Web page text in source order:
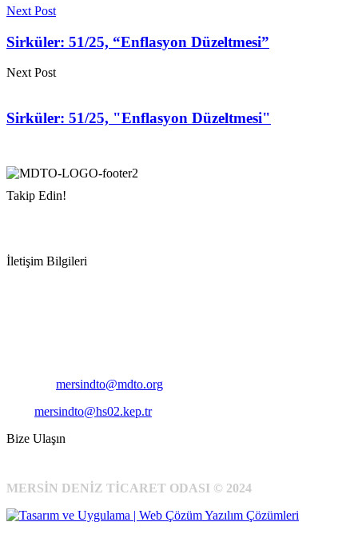
Next Post
Sirküler: 51/25, “Enflasyon Düzeltmesi”
Next Post
Sirküler: 51/25, "Enflasyon Düzeltmesi"
Takip Edin!
İletişim Bilgileri
mersindto@mdto.org
mersindto@hs02.kep.tr
Bize Ulaşın
MERSİN DENİZ TİCARET ODASI © 2024